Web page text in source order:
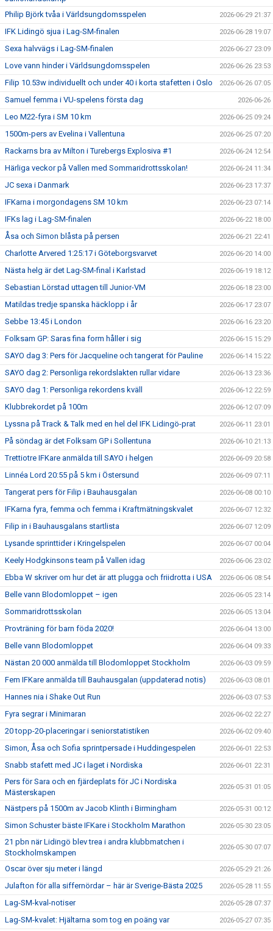
Philip Björk tvåa i Världsungdomsspelen
2026-06-29 21:37
IFK Lidingö sjua i Lag-SM-finalen 2026-06-28 19:07
Sexa halvvägs i Lag-SM-finalen 2026-06-27 23:09
Love vann hinder i Världsungdomsspelen 2026-06-26 23:53
Filip 10.53w individuellt och under 40 i korta stafetten i Oslo 2026-06-26 07:05
Samuel femma i VU-spelens första dag 2026-06-26
Leo M22-fyra i SM 10 km 2026-06-25 09:24
1500m-pers av Evelina i Vallentuna 2026-06-25 07:20
Rackarns bra av Milton i Turebergs Explosiva #1 2026-06-24 12:54
Härliga veckor på Vallen med Sommaridrottsskolan! 2026-06-24 11:34
JC sexa i Danmark 2026-06-23 17:37
IFKarna i morgondagens SM 10 km 2026-06-23 07:14
IFKs lag i Lag-SM-finalen 2026-06-22 18:00
Åsa och Simon blåsta på persen 2026-06-21 22:41
Charlotte Arvered 1:25:17 i Göteborgsvarvet 2026-06-20 14:00
Nästa helg är det Lag-SM-final i Karlstad 2026-06-19 18:12
Sebastian Lörstad uttagen till Junior-VM 2026-06-18 23:00
Matildas tredje spanska häcklopp i år 2026-06-17 23:07
Sebbe 13:45 i London 2026-06-16 23:20
Folksam GP: Saras fina form håller i sig 2026-06-15 15:29
SAYO dag 3: Pers för Jacqueline och tangerat för Pauline 2026-06-14 15:22
SAYO dag 2: Personliga rekordslakten rullar vidare 2026-06-13 23:36
SAYO dag 1: Personliga rekordens kväll 2026-06-12 22:59
Klubbrekordet på 100m 2026-06-12 07:09
Lyssna på Track & Talk med en hel del IFK Lidingö-prat 2026-06-11 23:01
På söndag är det Folksam GP i Sollentuna 2026-06-10 21:13
Trettiotre IFKare anmälda till SAYO i helgen 2026-06-09 20:58
Linnéa Lord 20:55 på 5 km i Östersund 2026-06-09 07:11
Tangerat pers för Filip i Bauhausgalan 2026-06-08 00:10
IFKarna fyra, femma och femma i Kraftmätningskvalet 2026-06-07 12:32
Filip in i Bauhausgalans startlista 2026-06-07 12:09
Lysande sprinttider i Kringelspelen 2026-06-07 00:04
Keely Hodgkinsons team på Vallen idag 2026-06-06 23:02
Ebba W skriver om hur det är att plugga och friidrotta i USA 2026-06-06 08:54
Belle vann Blodomloppet – igen 2026-06-05 23:14
Sommaridrottsskolan 2026-06-05 13:04
Provträning för barn föda 2020! 2026-06-04 13:00
Belle vann Blodomloppet 2026-06-04 09:33
Nästan 20 000 anmälda till Blodomloppet Stockholm 2026-06-03 09:59
Fem IFKare anmälda till Bauhausgalan (uppdaterad notis) 2026-06-03 08:01
Hannes nia i Shake Out Run 2026-06-03 07:53
Fyra segrar i Minimaran 2026-06-02 22:27
20 topp-20-placeringar i seniorstatistiken 2026-06-02 09:40
Simon, Åsa och Sofia sprintpersade i Huddingespelen 2026-06-01 22:53
Snabb stafett med JC i laget i Nordiska 2026-06-01 22:31
Pers för Sara och en fjärdeplats för JC i Nordiska
Mästerskapen
2026-05-31 01:05
Nästpers på 1500m av Jacob Klinth i Birmingham 2026-05-31 00:12
Simon Schuster bäste IFKare i Stockholm Marathon 2026-05-30 23:05
21 pbn när Lidingö blev trea i andra klubbmatchen i
Stockholmskampen
2026-05-30 07:07
Oscar över sju meter i längd 2026-05-29 21:26
Julafton för alla siffernördar – här är Sverige-Bästa 2025 2026-05-28 11:55
Lag-SM-kval-notiser 2026-05-28 07:37
Lag-SM-kvalet: Hjältarna som tog en poäng var 2026-05-27 07:35